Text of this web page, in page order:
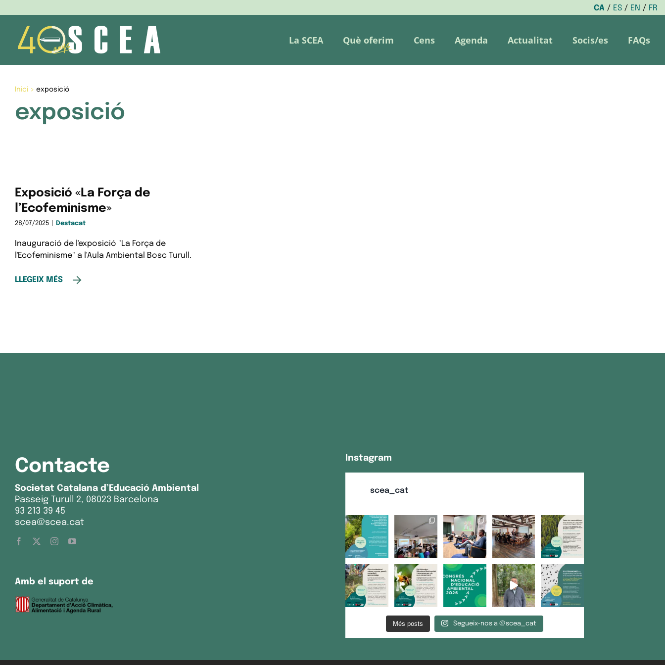
CA ES EN
FR
content
La SCEA Què oferim Cens Agenda Actualitat Socis/es FAQs
Inici> exposició
exposició
Exposició «La Força de
l’Ecofeminisme»
28/07/2025 Destacat
Inauguració de l'exposició "La Força de
l'Ecofeminisme" a l'Aula Ambiental Bosc Turull.
LLEGEIX MÉS
Contacte
Societat Catalana d’Educació Ambiental
Passeig Turull 2, 08023 Barcelona
93 213 39 45
scea@scea.cat
Amb el suport de
Instagram
scea_cat
Més posts Segueix-nos a @scea_cat